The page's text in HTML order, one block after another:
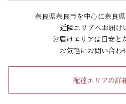
奈良県奈良市を中心に奈良
近隣エリアへお届け
お届けエリアは目安と
お気軽にお問い合わ
配達エリアの詳